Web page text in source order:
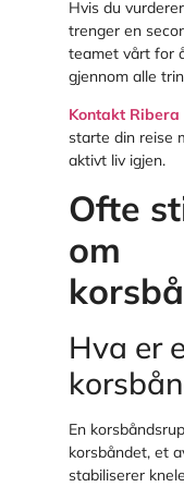
Hvis du
trenger en
teamet vårt for
gjennom alle
Kontakt
starte din reise
aktivt liv igjen.
Ofte
om
Hva er
En
korsbåndet, et
stabiliserer